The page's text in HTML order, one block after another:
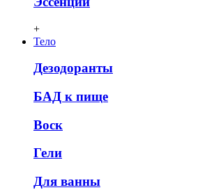
+
Тело
Дезодоранты
БАД к пище
Воск
Гели
Для ванны